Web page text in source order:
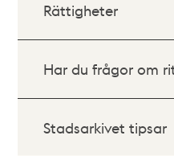
Rättigheter
Har du frågor om
Stadsarkivet tipsar